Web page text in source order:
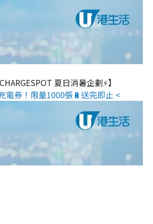
夏日消暑企劃⚡】
電券！限量1000張🔋送完即止 <